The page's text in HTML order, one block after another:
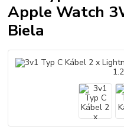
Apple Watch
Biela